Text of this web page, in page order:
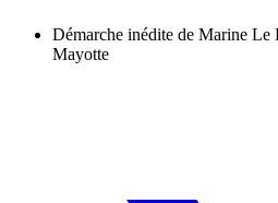
Démarche inédite de Marine Le
Mayotte